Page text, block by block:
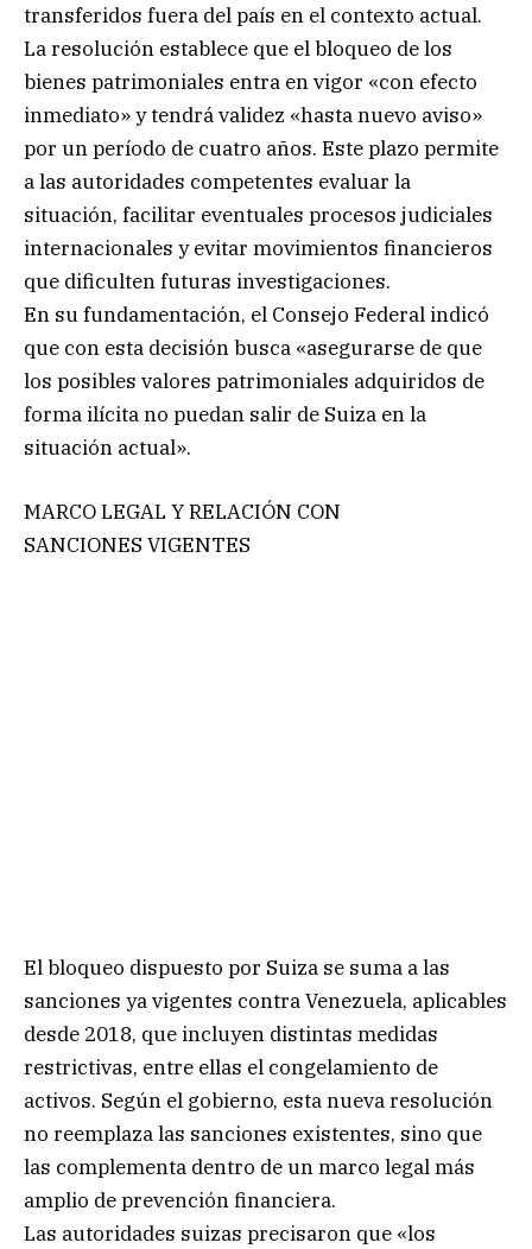
transferidos fuera del país en el contexto actual.
La resolución establece que el bloqueo de los
bienes patrimoniales entra en vigor «con efecto
inmediato» y tendrá validez «hasta nuevo aviso»
por un período de cuatro años. Este plazo permite
a las autoridades competentes evaluar la
situación, facilitar eventuales procesos judiciales
internacionales y evitar movimientos financieros
que dificulten futuras investigaciones.
En su fundamentación, el Consejo Federal indicó
que con esta decisión busca «asegurarse de que
los posibles valores patrimoniales adquiridos de
forma ilícita no puedan salir de Suiza en la
situación actual».
MARCO LEGAL Y RELACIÓN CON
SANCIONES VIGENTES
El bloqueo dispuesto por Suiza se suma a las
sanciones ya vigentes contra Venezuela, aplicables
desde 2018, que incluyen distintas medidas
restrictivas, entre ellas el congelamiento de
activos. Según el gobierno, esta nueva resolución
no reemplaza las sanciones existentes, sino que
las complementa dentro de un marco legal más
amplio de prevención financiera.
Las autoridades suizas precisaron que «los